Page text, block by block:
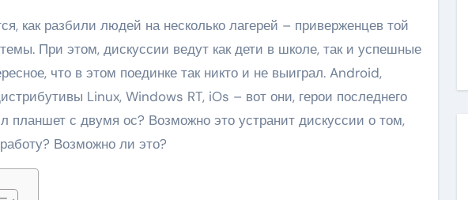
При этом, дискуссии ведут как дети в школе, так и успешные
что в этом поединке так никто и не выиграл. Android,
Linux, Windows RT, iOs – вот они, герои последнего
планшет с двумя ос? Возможно это устранит дискуссии о том,
Возможно ли это?